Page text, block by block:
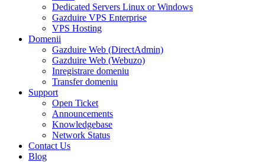
Dedicated Servers Linux or Windows
Gazduire VPS Enterprise
VPS Hosting
Domenii
Gazduire Web (DirectAdmin)
Gazduire Web (Webuzo)
Inregistrare domeniu
Transfer domeniu
Support
Open Ticket
Announcements
Knowledgebase
Network Status
Contact Us
Blog